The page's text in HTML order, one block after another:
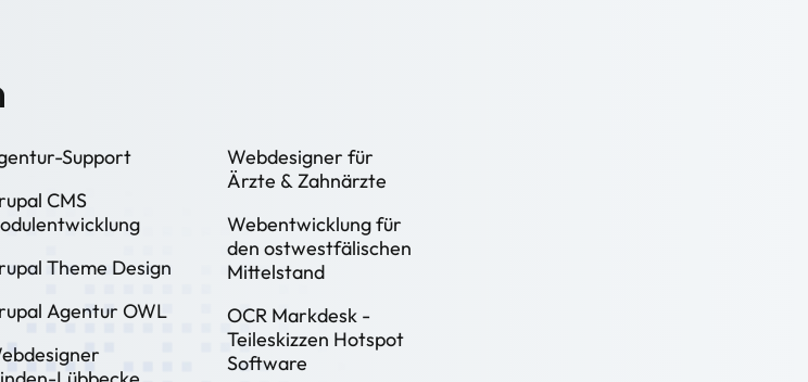
Support
CMS
Theme Design
Agentur OWL
Webdesigner für
Ärzte & Zahnärzte
Webentwicklung für
den ostwestfälischen
Mittelstand
OCR Markdesk -
Teileskizzen Hotspot
Software